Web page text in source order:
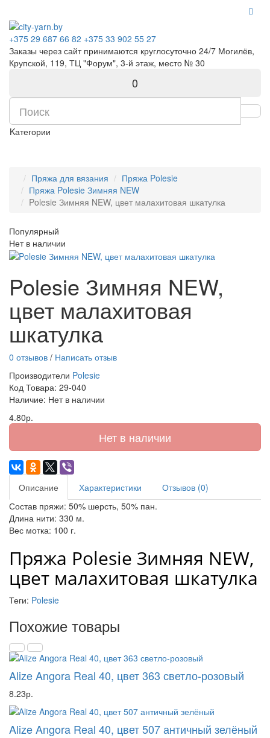
+375 29 687 66 82 +375 33 902 55 27
Заказы через сайт принимаются круглосуточно 24/7 Могилёв,
Крупской, 119, ТЦ "Форум", 3-й этаж, место № 30
0
Kатегории
Пряжа для вязания
Пряжа Polesie
Пряжа Polesie Зимняя NEW
Polesie Зимняя NEW, цвет малахитовая шкатулка
Популярный
Нет в наличии
Polesie Зимняя NEW,
цвет малахитовая
шкатулка
0 отзывов / Написать отзыв
Производители Polesie
Код Товара: 29-040
Наличие: Нет в наличии
4.80р.
Нет в наличии
Описание Характеристики
Отзывов (0)
Состав пряжи: 50% шерсть, 50% пан.
Длина нити: 330 м.
Вес мотка: 100 г.
Пряжа Polesie Зимняя NEW,
цвет малахитовая шкатулка
Теги: Polesie
Похожие товары
Alize Angora Real 40, цвет 363 светло-розовый
8.23р.
Alize Angora Real 40, цвет 507 античный зелёный